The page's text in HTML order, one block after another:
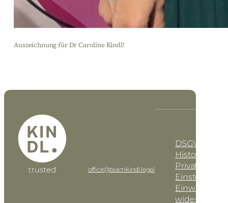
Auszeichnung für Dr Caroline Kindl!
office@teamkindl.legal
DSGVO-
Historie der
Privatsphäre-
widerrufen